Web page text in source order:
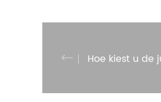
Hoe kiest u de